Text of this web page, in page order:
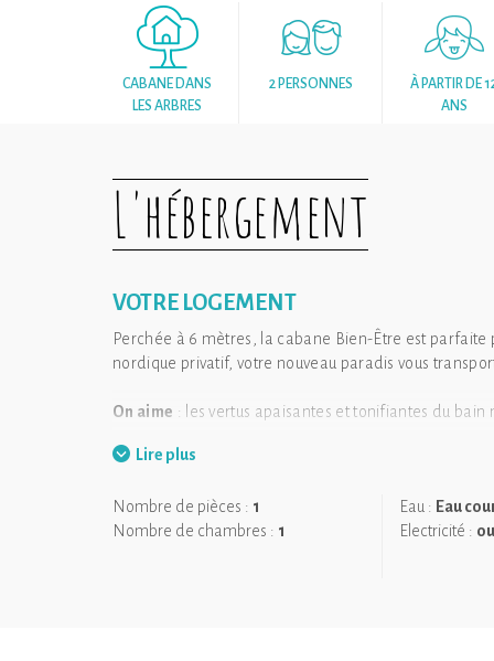
CABANE DANS
LES ARBRES
2 PERSONNES
À PARTIR DE
ANS
L'hébergement
VOTRE LOGEMENT
Perchée à 6 mètres, la cabane Bien-Être est parfaite
nordique privatif, votre nouveau paradis vous
On aime : les vertus apaisantes et tonifiantes du bain
Accès escaliers.
Lire plus
Nombre de pièces : 1
Nombre de chambres : 1
Eau : Eau
Electricité :